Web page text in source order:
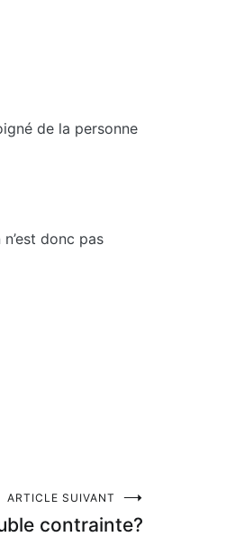
de la personne
donc pas
ARTICLE SUIVANT
contrainte?